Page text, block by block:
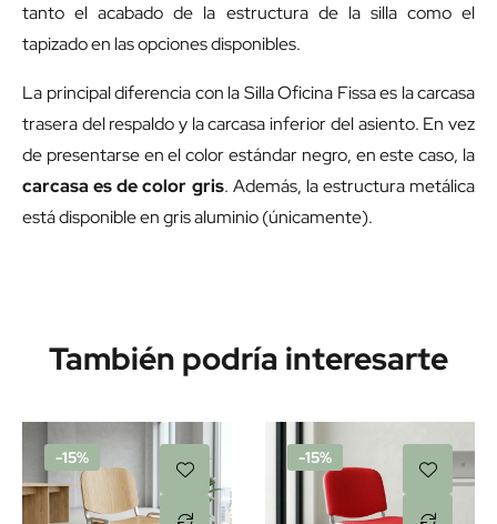
tanto el acabado de la estructura de la silla como el
tapizado en las opciones disponibles.
La principal diferencia con laSilla Oficina Fissaes la carcasa
trasera del respaldo y la carcasa inferior del asiento. En vez
de presentarse en el color estándar negro, en este caso, la
carcasa es de color gris. Además, la estructura metálica
está disponible en gris aluminio (únicamente).
También podría interesarte
-15% -15%